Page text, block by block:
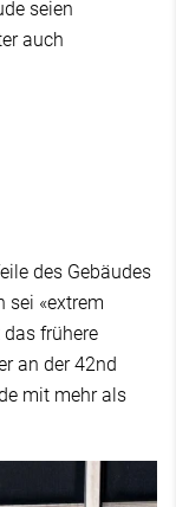
seien
auch
des Gebäudes
sei «extrem
frühere
an der 42nd
mit mehr als